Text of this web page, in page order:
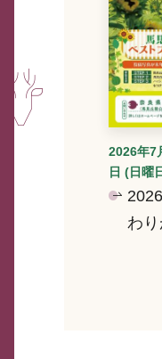
2026年7
日 (日曜
わり